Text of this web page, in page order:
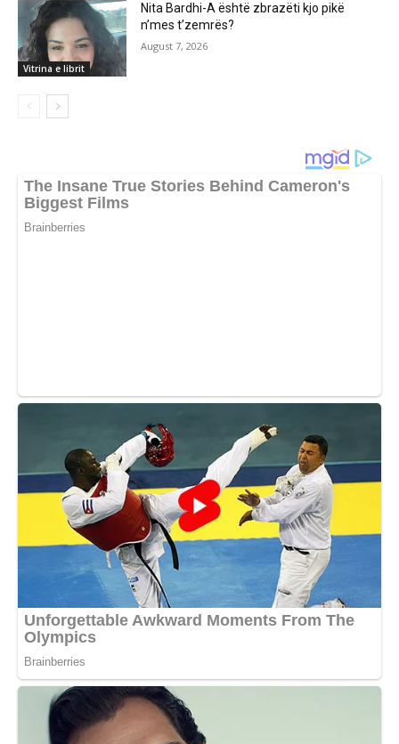
Vitrina e librit
Nita Bardhi-A është zbrazëti kjo pikë
n’mes t’zemrës?
August 7, 2026